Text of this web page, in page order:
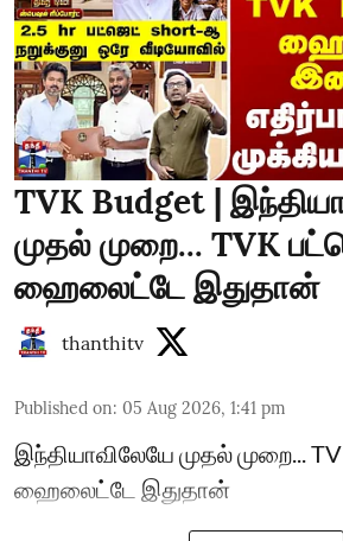
TVK Budget |
முதல் முறை... TVK
ஹைலைட்டே இதுதான்
thanthitv
Published on: 05 Aug 2026, 1:41 pm
இந்தியாவிலேயே முதல் முறை...
ஹைலைட்டே இதுதான்